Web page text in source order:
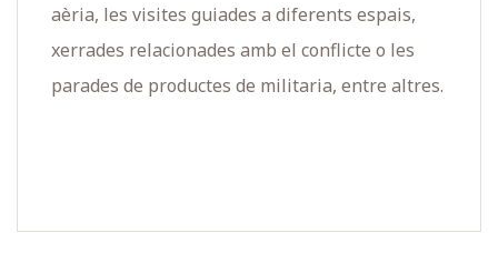
aèria, les visites guiades a diferents espais,
xerrades relacionades amb el conflicte o les
parades de productes de militaria, entre altres.